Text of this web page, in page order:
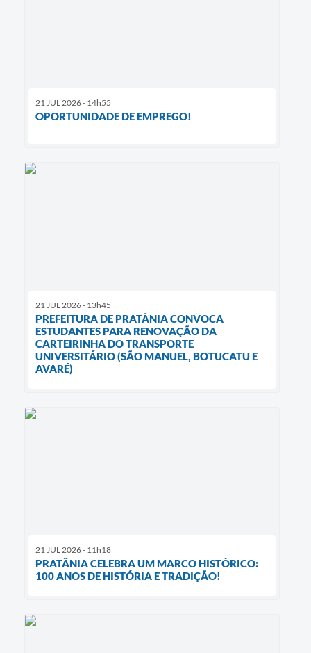
21 JUL 2026 - 14h55
OPORTUNIDADE DE EMPREGO!
21 JUL 2026 - 13h45
PREFEITURA DE PRATÂNIA CONVOCA
ESTUDANTES PARA RENOVAÇÃO DA
CARTEIRINHA DO TRANSPORTE
UNIVERSITÁRIO (SÃO MANUEL, BOTUCATU E
AVARÉ)
21 JUL 2026 - 11h18
PRATÂNIA CELEBRA UM MARCO HISTÓRICO:
100 ANOS DE HISTÓRIA E TRADIÇÃO!